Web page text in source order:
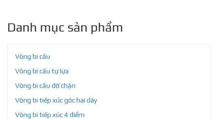
Danh mục sản phẩm
Vòng bi cầu
Vòng bi cầu tự lựa
Vòng bi cầu đỡ chặn
Vòng bi tiếp xúc góc hai dãy
Vòng bi tiếp xúc 4 điểm